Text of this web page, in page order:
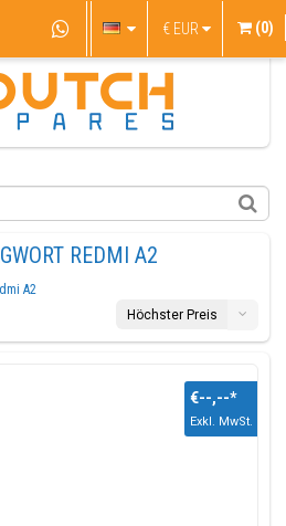
€ EUR (0)
REDMI A2
A2
Höchster Preis
€--,--*
Exkl. MwSt.